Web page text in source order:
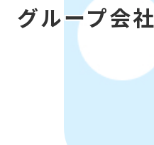
グループ会